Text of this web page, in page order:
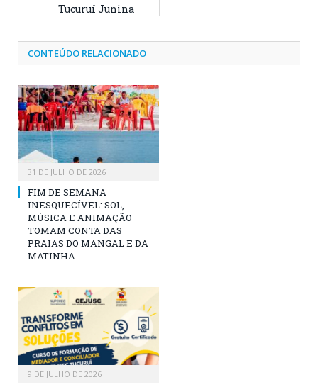
Tucuruí Junina
CONTEÚDO RELACIONADO
31 DE JULHO DE 2026
FIM DE SEMANA
INESQUECÍVEL: SOL,
MÚSICA E ANIMAÇÃO
TOMAM CONTA DAS
PRAIAS DO MANGAL E DA
MATINHA
9 DE JULHO DE 2026